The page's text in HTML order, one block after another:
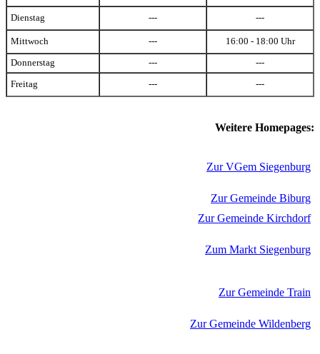
Dienstag --- ---
Mittwoch --- 16:00 - 18:00 Uhr
Donnerstag --- ---
Freitag --- ---
Weitere Homepages:
Zur VGem Siegenburg
Zur Gemeinde Biburg
Zur Gemeinde Kirchdorf
Zum Markt Siegenburg
Zur Gemeinde Train
Zur Gemeinde Wildenberg